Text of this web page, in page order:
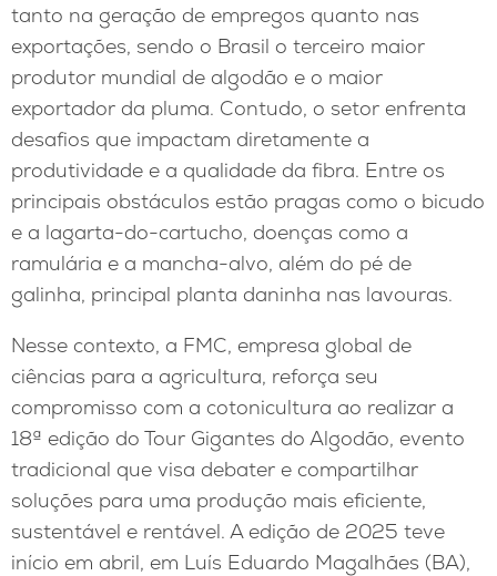
tanto na geração de empregos quanto nas
exportações, sendo o Brasil o terceiro maior
produtor mundial de algodão e o maior
exportador da pluma. Contudo, o setor enfrenta
desafios que impactam diretamente a
produtividade e a qualidade da fibra. Entre os
principais obstáculos estão pragas como o bicudo
e a lagarta-do-cartucho, doenças como a
ramulária e a mancha-alvo, além do pé de
galinha, principal planta daninha nas lavouras.
Nesse contexto, a FMC, empresa global de
ciências para a agricultura, reforça seu
compromisso com a cotonicultura ao realizar a
18ª edição do Tour Gigantes do Algodão, evento
tradicional que visa debater e compartilhar
soluções para uma produção mais eficiente,
sustentável e rentável. A edição de 2025 teve
início em abril, em Luís Eduardo Magalhães (BA),